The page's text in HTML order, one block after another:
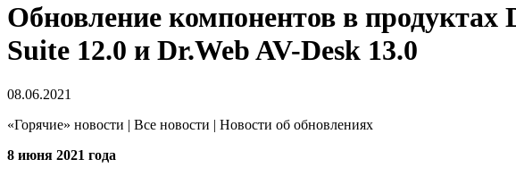
Обновление компонентов в
Suite 12.0 и Dr.Web AV-Desk 13.0
08.06.2021
«Горячие» новости | Все новости | Новости об обновлениях
8 июня 2021 года